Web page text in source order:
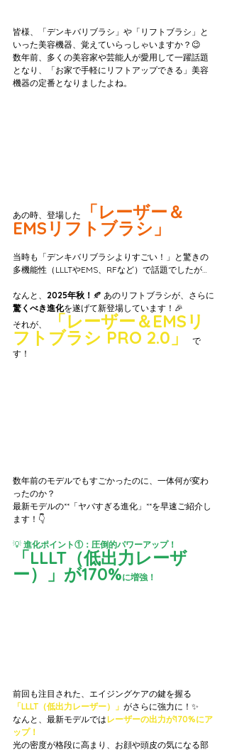
皆様、「デンキバリブラシ」や「リフトブラシ」と
いった美容機器、覚えていらっしゃいますか？😉
数年前、多くの美容家や芸能人が愛用して一躍話題
となり、「お家で手軽にリフトアップできる」美容
機器の定番となりましたよね。
あの時、登場した 「レーザー＆
EMSリフトブラシ」
当時も「デンキバリブラシよりすごい！」と驚きの
多機能性（LLLTやEMS、RFなど）で話題でしたが…
なんと、 2025年秋！ 🍂 あのリフトブラシが、さらに
驚くべき進化を遂げて新登場しています！🎉
それが、
「レーザー＆EMSリ
フトブラシ PRO 2.0」
で
す！
数年前のモデルでもすごかったのに、一体何が変わ
ったのか？
最新モデルの**「ヤバすぎる進化」**を早速ご紹介し
ます！👇
💡 進化ポイント①：圧倒的パワーアップ！
「LLLT（低出力レーザ
ー）」が170%に増強！
前回も注目された、エイジングケアの鍵を握る
「LLLT（低出力レーザー）」 がさらに強力に！✨
なんと、最新モデルではレーザーの出力が170%にア
ップ！
光の密度が格段に高まり、お顔や頭皮の気になる部